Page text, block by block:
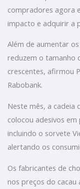
compradores agora
impacto e adquirir a
Além de aumentar
reduzem o tamanho
crescentes, afirmou
Rabobank.
Neste mês, a cadeia
colocou adesivos
incluindo o sorvete
alertando os
Os fabricantes de
nos preços do